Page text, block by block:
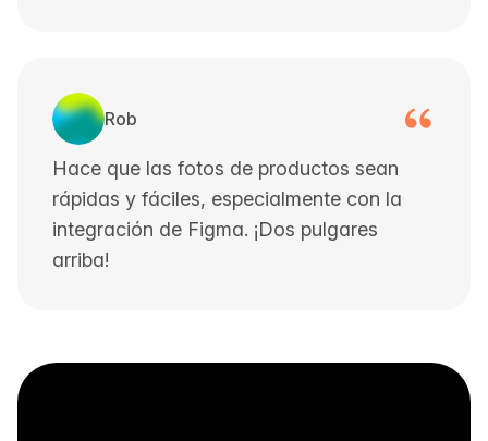
Rob
Hace que las fotos de productos sean
rápidas y fáciles, especialmente con la
integración de Figma. ¡Dos pulgares
arriba!